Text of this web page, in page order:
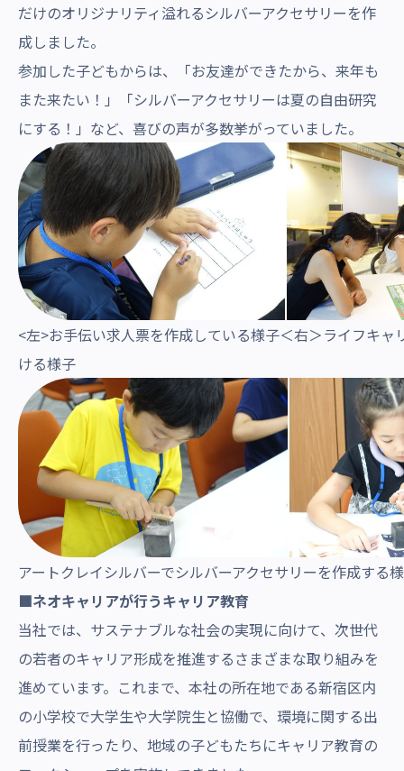
だけのオリジナリティ溢れるシルバーアクセサリーを作
成しました。
参加した子どもからは、「お友達ができたから、来年も
また来たい！」「シルバーアクセサリーは夏の自由研究
にする！」など、喜びの声が多数挙がっていました。
<左>お手伝い求人票を作成している様子＜右＞ライフキャ
ける様子
アートクレイシルバーでシルバーアクセサリーを作成する
■ネオキャリアが行うキャリア教育
当社では、サステナブルな社会の実現に向けて、次世代
の若者のキャリア形成を推進するさまざまな取り組みを
進めています。これまで、本社の所在地である新宿区内
の小学校で大学生や大学院生と協働で、環境に関する出
前授業を行ったり、地域の子どもたちにキャリア教育の